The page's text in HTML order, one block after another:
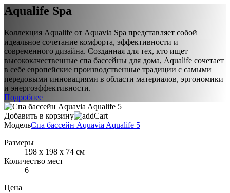
Aqualife Spa
Коллекция Aqualife от Aquavia Spa представляет собой
идеальное сочетание комфорта, эффективности и
современного дизайна. Созданная для тех, кто ищет
высококачественные спа бассейны для дома, Aqualife сочетает
в себе европейские производственные традиции с самыми
передовыми инновациями в области материалов, эргономики
и энергоэффективности.
Подробнее
Добавить в корзину
МодельСпа бассейн Aquavia Aqualife 5
Размеры
198 х 198 х 74 см
Количество мест
6
Цена